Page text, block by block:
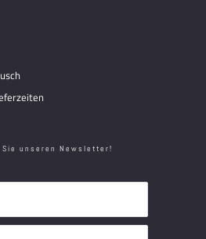
Sie unseren Newsletter!